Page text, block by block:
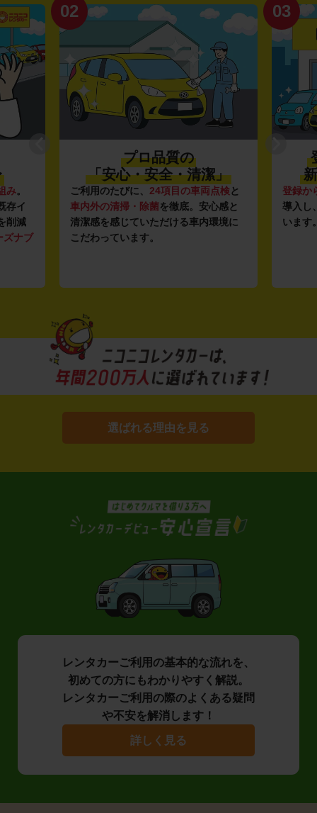
み。
存イ
削減
ズナブ
02
プロ品質の
「安心・安全・清潔」
ご利用のたびに、 24項目の車両点検と
車内外の清掃・除菌を徹底。安心感と
清潔感を感じていただける車内環境に
こだわっています。
03
登録か
導入し
います
選ばれる理由を見る
レンタカーご利用の基本的な流れを、
初めての方にもわかりやすく解説。
レンタカーご利用の際のよくある疑問
や不安を解消します！
詳しく見る